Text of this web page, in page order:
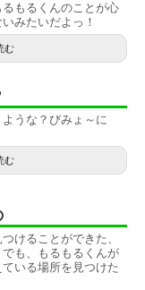
もるくんのことが心
みたいだよっ！
む
うな？びみょ～に
む
けることができた、
も、もるもるくんが
いる場所を見つけた